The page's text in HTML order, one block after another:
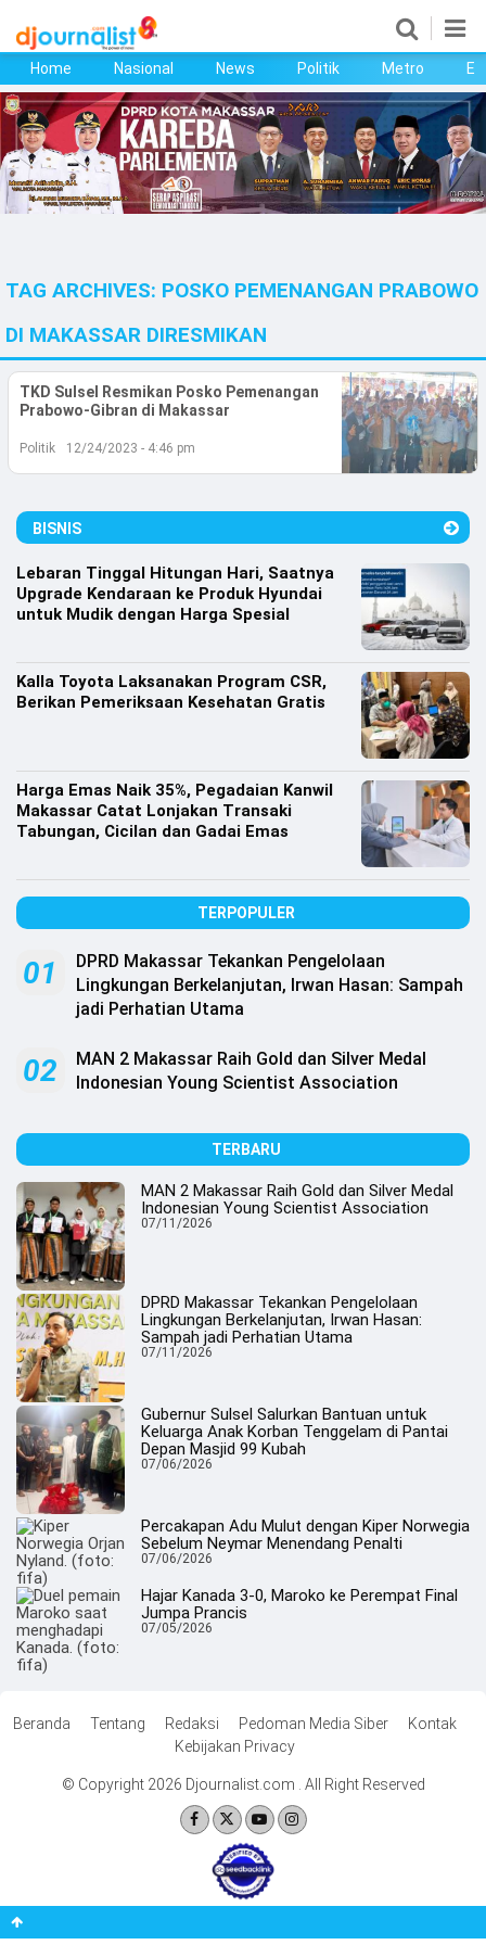
Home
Nasional
News
Metro
Ekonomi
Bisnis
Kesehatan
Olahraga
Bola
Copyright
Djournalist.com
.
Home Nasional News Politik Metro
TAG ARCHIVES: POSKO PEMENANGAN PRABOWO
DI MAKASSAR DIRESMIKAN
TKD Sulsel Resmikan Posko Pemenangan
Prabowo-Gibran di Makassar
Politik 12/24/2023 - 4:46 pm
BISNIS
Lebaran Tinggal Hitungan Hari, Saatnya
Upgrade Kendaraan ke Produk Hyundai
untuk Mudik dengan Harga Spesial
Kalla Toyota Laksanakan Program CSR,
Berikan Pemeriksaan Kesehatan Gratis
Harga Emas Naik 35%, Pegadaian Kanwil
Makassar Catat Lonjakan Transaki
Tabungan, Cicilan dan Gadai Emas
TERPOPULER
01
DPRD Makassar Tekankan Pengelolaan
Lingkungan Berkelanjutan, Irwan Hasan: Sampah
jadi Perhatian Utama
02
MAN 2 Makassar Raih Gold dan Silver Medal
Indonesian Young Scientist Association
TERBARU
MAN 2 Makassar Raih Gold dan Silver Medal
Indonesian Young Scientist Association
07/11/2026
DPRD Makassar Tekankan Pengelolaan
Lingkungan Berkelanjutan, Irwan Hasan:
Sampah jadi Perhatian Utama
07/11/2026
Gubernur Sulsel Salurkan Bantuan untuk
Keluarga Anak Korban Tenggelam di Pantai
Depan Masjid 99 Kubah
07/06/2026
Percakapan Adu Mulut dengan Kiper Norwegia
Sebelum Neymar Menendang Penalti
07/06/2026
Hajar Kanada 3-0, Maroko ke Perempat Final
Jumpa Prancis
07/05/2026
Beranda Tentang Redaksi Pedoman Media Siber
Kontak
Kebijakan Privacy
© Copyright 2026 Djournalist.com . All Right Reserved